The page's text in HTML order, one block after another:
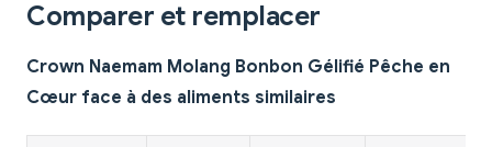
Comparer et remplacer
Crown Naemam Molang Bonbon Gélifié Pêche en
Cœur face à des aliments similaires